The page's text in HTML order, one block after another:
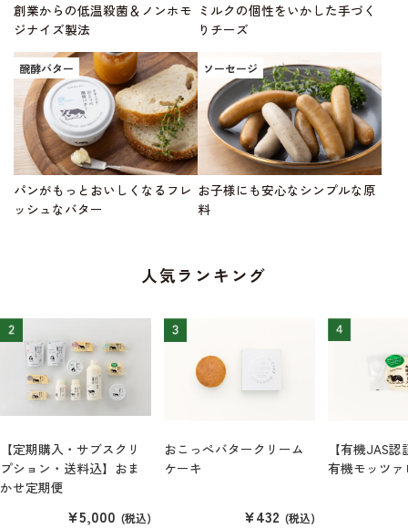
創業からの低温殺菌＆ノンホモ
ジナイズ製法
ミルクの個性をいかした手づく
りチーズ
醗酵バター
パンがもっとおいしくなるフレ
ッシュなバター
ソーセージ
お子様にも安心なシンプルな原
料
人気ランキング
【定期購入・サブスクリ
プション・送料込】おま
かせ定期便
¥5,000 (税込)
おこっぺバタークリーム
ケーキ
¥432 (税込)
【有機JAS
有機モッツ